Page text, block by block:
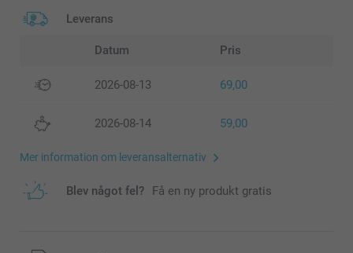
Leverans
Datum Pris
2026-08-13 69,00
2026-08-14 59,00
Mer information om leveransalternativ
Blev något fel? Få en ny produkt gratis